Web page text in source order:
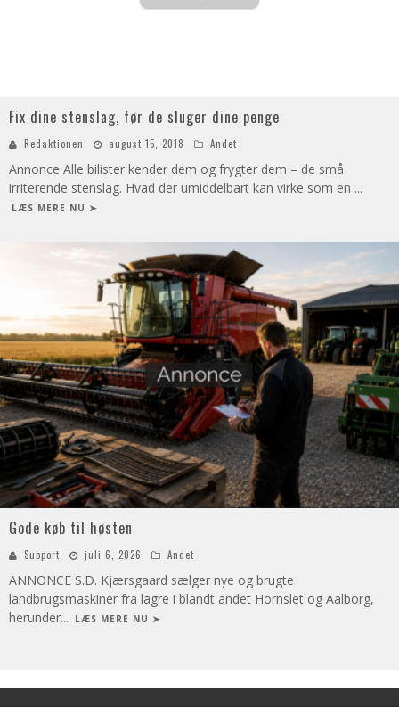
Fix dine stenslag, før de sluger dine penge
Redaktionen august 15, 2018 Andet
Annonce Alle bilister kender dem og frygter dem – de små
irriterende stenslag. Hvad der umiddelbart kan virke som en ...
LÆS MERE NU ➤
Gode køb til høsten
Support juli 6, 2026 Andet
ANNONCE S.D. Kjærsgaard sælger nye og brugte
landbrugsmaskiner fra lagre i blandt andet Hornslet og Aalborg,
herunder... LÆS MERE NU ➤